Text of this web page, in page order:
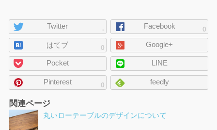
ペ
ー
ジ
の
シ
ェ
-
Twitter 0
Facebook
0
はてブ Google+
Pocket LINE
0
Pinterest feedly
関連ページ
丸いローテーブルのデザインについて